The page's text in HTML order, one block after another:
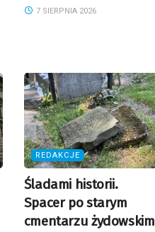
7 SIERPNIA 2026
REDAKCJE
Śladami historii.
Spacer po starym
cmentarzu żydowskim